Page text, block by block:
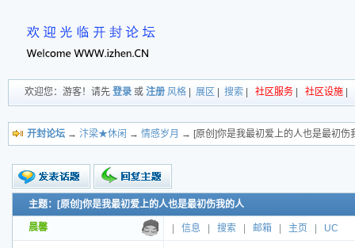
欢迎您：游客！请先 登录 或 注册 风格 展区 搜索 社区服务 社区设施
开封论坛 → 汴梁★休闲 → 情感岁月 → [原创]你是我最初爱上的人也是最初伤
新的主题
投票帖
交易帖
主题：[原创]你是我最初爱上的人也是最初伤我的人
晨馨 信息 搜索 邮箱 主页 UC